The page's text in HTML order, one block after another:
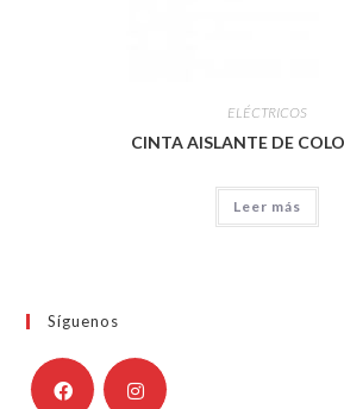
ELÉCTRICOS
CINTA AISLANTE DE
Leer más
Síguenos